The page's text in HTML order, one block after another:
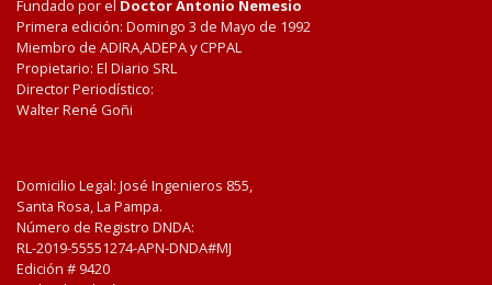
Fundado por el Doctor Antonio Nemesio
Primera edición: Domingo 3 de Mayo de 1992
Miembro de ADIRA,ADEPA y CPPAL
Propietario: El Diario SRL
Director Periodístico:
Walter René Goñi
Domicilio Legal: José Ingenieros 855,
Santa Rosa, La Pampa.
Número de Registro DNDA:
RL-2019-55551274-APN-DNDA#MJ
Edición # 9420